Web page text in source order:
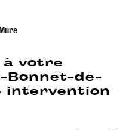
à votre
Bonnet-de-
intervention